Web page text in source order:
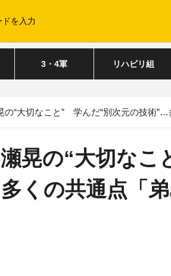
3・4軍 リハビリ組
大切なこと” 学んだ“別次元の技術”…多くの共
晃の“大切な
くの共通点「